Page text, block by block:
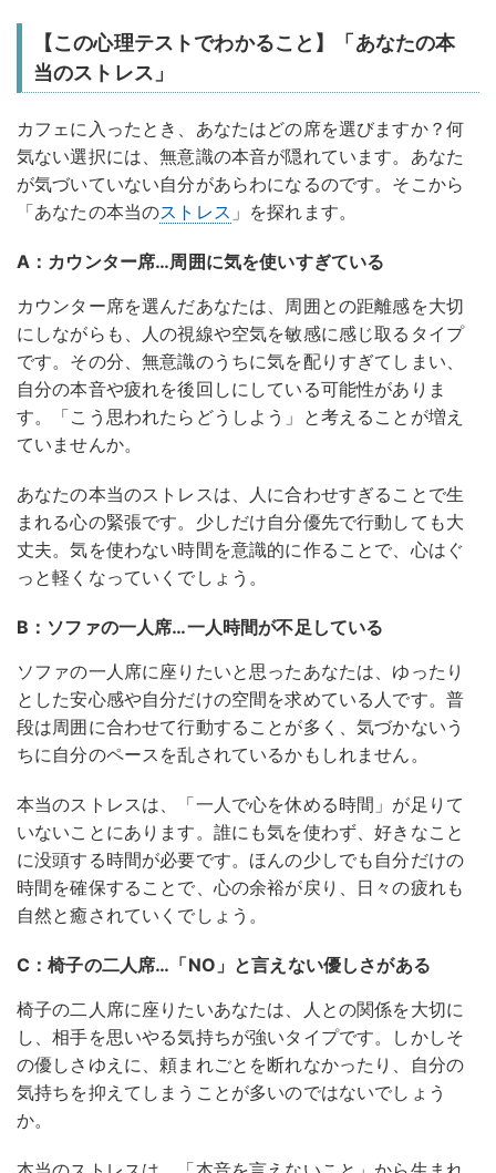
【この心理テストでわかること】「あなたの本
当のストレス」
カフェに入ったとき、あなたはどの席を選びますか？何
気ない選択には、無意識の本音が隠れています。あなた
が気づいていない自分があらわになるのです。そこから
「あなたの本当のストレス 」を探れます。
A：カウンター席…周囲に気を使いすぎている
カウンター席を選んだあなたは、周囲との距離感を大切
にしながらも、人の視線や空気を敏感に感じ取るタイプ
です。その分、無意識のうちに気を配りすぎてしまい、
自分の本音や疲れを後回しにしている可能性がありま
す。「こう思われたらどうしよう」と考えることが増え
ていませんか。
あなたの本当のストレスは、人に合わせすぎることで生
まれる心の緊張です。少しだけ自分優先で行動しても大
丈夫。気を使わない時間を意識的に作ることで、心はぐ
っと軽くなっていくでしょう。
B：ソファの一人席…一人時間が不足している
ソファの一人席に座りたいと思ったあなたは、ゆったり
とした安心感や自分だけの空間を求めている人です。普
段は周囲に合わせて行動することが多く、気づかないう
ちに自分のペースを乱されているかもしれません。
本当のストレスは、「一人で心を休める時間」が足りて
いないことにあります。誰にも気を使わず、好きなこと
に没頭する時間が必要です。ほんの少しでも自分だけの
時間を確保することで、心の余裕が戻り、日々の疲れも
自然と癒されていくでしょう。
C：椅子の二人席…「NO」と言えない優しさがある
椅子の二人席に座りたいあなたは、人との関係を大切に
し、相手を思いやる気持ちが強いタイプです。しかしそ
の優しさゆえに、頼まれごとを断れなかったり、自分の
気持ちを抑えてしまうことが多いのではないでしょう
か。